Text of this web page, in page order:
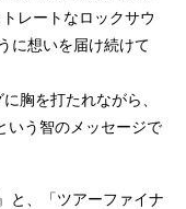
レートなロックサウ
に想いを届け続けて
胸を打たれながら、
いう智のメッセージで
と、「ツアーファイナ